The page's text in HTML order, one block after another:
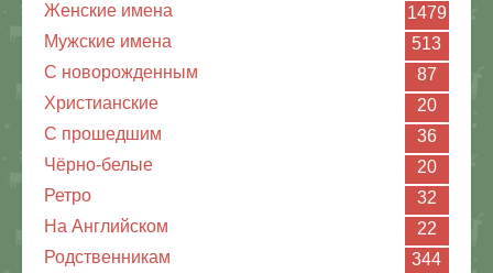
Женские имена
1479
Мужские имена
513
С новорожденным
87
Христианские
20
C прошедшим
36
Чёрно-белые
20
Ретро
32
На Английском
22
Родственникам
344